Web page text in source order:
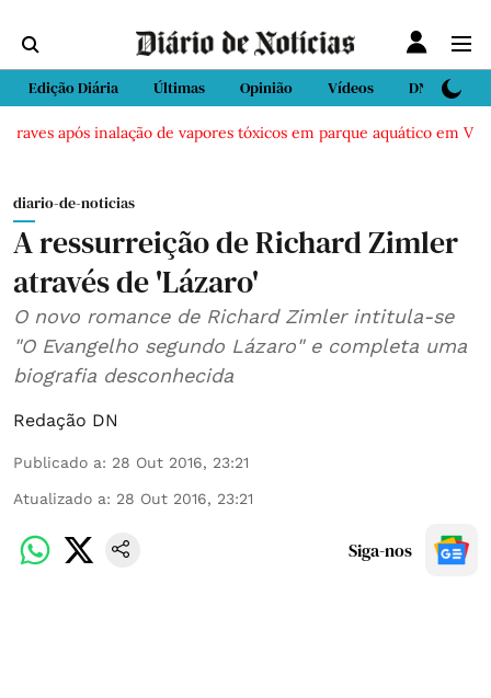
Edição Diária Últimas Opinião Vídeos DN Sport
após inalação de vapores tóxicos em parque aquático em
diario-de-noticias
A ressurreição de Richard Zimler
através de 'Lázaro'
O novo romance de Richard Zimler intitula-se
"O Evangelho segundo Lázaro" e completa uma
biografia desconhecida
Redação DN
Publicado a: 28 Out 2016, 23:21
Atualizado a: 28 Out 2016, 23:21
Siga-nos